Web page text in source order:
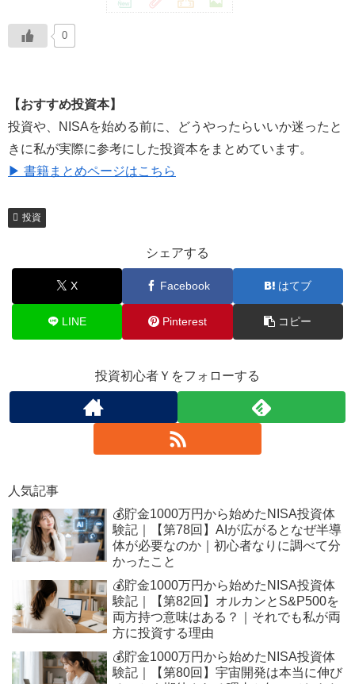
0
【おすすめ投資本】
投資や、NISAを始める前に、どうやったらいいか迷ったと
きに私が実際に参考にした投資本をまとめています。
▶ 書籍まとめページはこちら
投資
シェアする
X Facebook はてブ
LINE Pinterest コピー
投資初心者Ｙをフォローする
人気記事
💰貯金1000万円から始めたNISA投資体
験記｜【第78回】AIが広がるとなぜ半導
体が必要なのか｜初心者なりに調べて分
かったこと
💰貯金1000万円から始めたNISA投資体
験記｜【第82回】オルカンとS&P500を
両方持つ意味はある？｜それでも私が両
方に投資する理由
💰貯金1000万円から始めたNISA投資体
験記｜【第80回】宇宙開発は本当に伸び